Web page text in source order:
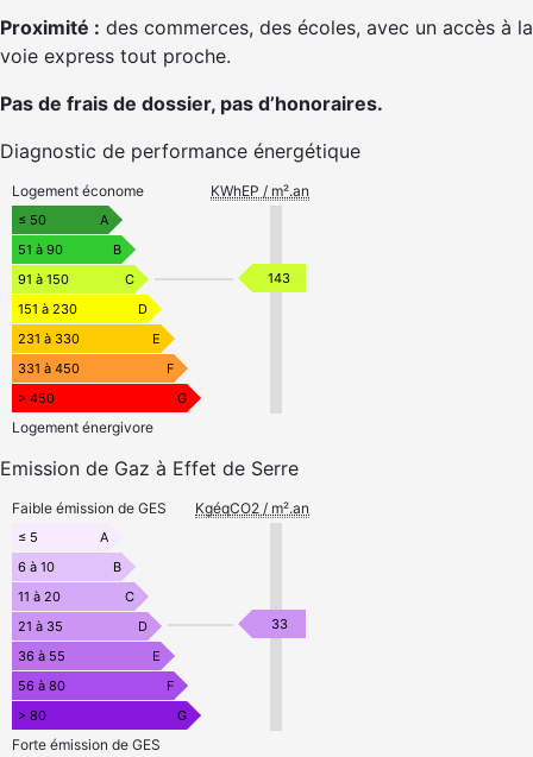
Proximité : des commerces, des écoles, avec un accès à la
voie express tout proche.
Pas de frais de dossier, pas d’honoraires.
Diagnostic de performance énergétique
Logement économe KWhEP / m².an
≤ 50
A
51 à 90
B
91 à 150
C
151 à 230
D
231 à 330
E
331 à 450
F
> 450
G
143
Logement énergivore
Emission de Gaz à Effet de Serre
Faible émission de GES KgéqCO2 / m².an
≤ 5
A
6 à 10
B
11 à 20
C
21 à 35
D
36 à 55
E
56 à 80
F
> 80
G
33
Forte émission de GES